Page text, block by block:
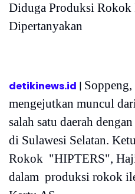
Diduga Produksi
Dipertanyakan
detikinews.id |
mengejutkan muncul
salah satu daerah
di Sulawesi Selatan.
Rokok "HIPTERS",
dalam produksi rokok